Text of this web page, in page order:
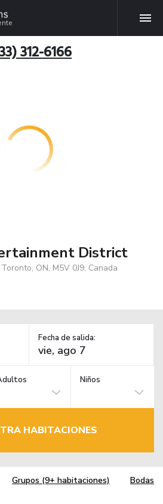
312-6166
District
ON, M5V 0J9, Canada
Fecha de salida:
Niños
HABITACIONES
Grupos (9+ habitaciones) Bodas